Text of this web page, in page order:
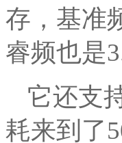
存，基准
睿频也是
它还支
耗来到了